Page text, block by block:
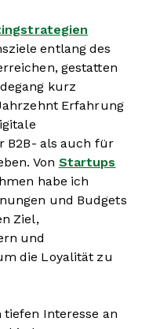
entlang des
gestatten
kurz
Erfahrung
B2B- als auch für
Von Startups
habe ich
und Budgets
Ziel,
und
die Loyalität zu
tiefen Interesse an